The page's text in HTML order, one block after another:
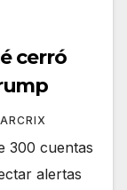
cerró
300 cuentas
alertas